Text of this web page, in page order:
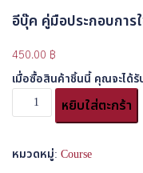
อีบุ๊ค คู่มือประกอบกา
450.00 ฿
เมื่อซื้อสินค้าชิ้นนี้ คุณจะได้รั
จำนวน
อี
คู่มือ
หยิบใส่ตะกร้า
หมวดหมู่: Course